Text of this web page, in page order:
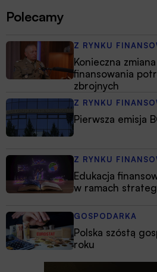
Polecamy
Z RYNKU
Konieczna
finansowania
zbrojnych
Z RYNKU
Pierwsza emisja
Z RYNKU
Edukacja
w ramach
GOSPODARKA
Polska szóstą
roku